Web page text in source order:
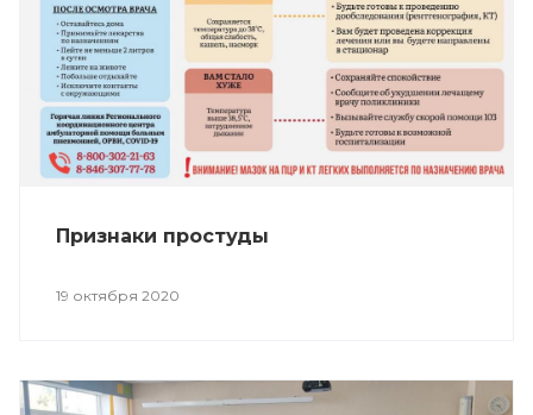
Признаки простуды
19 октября 2020